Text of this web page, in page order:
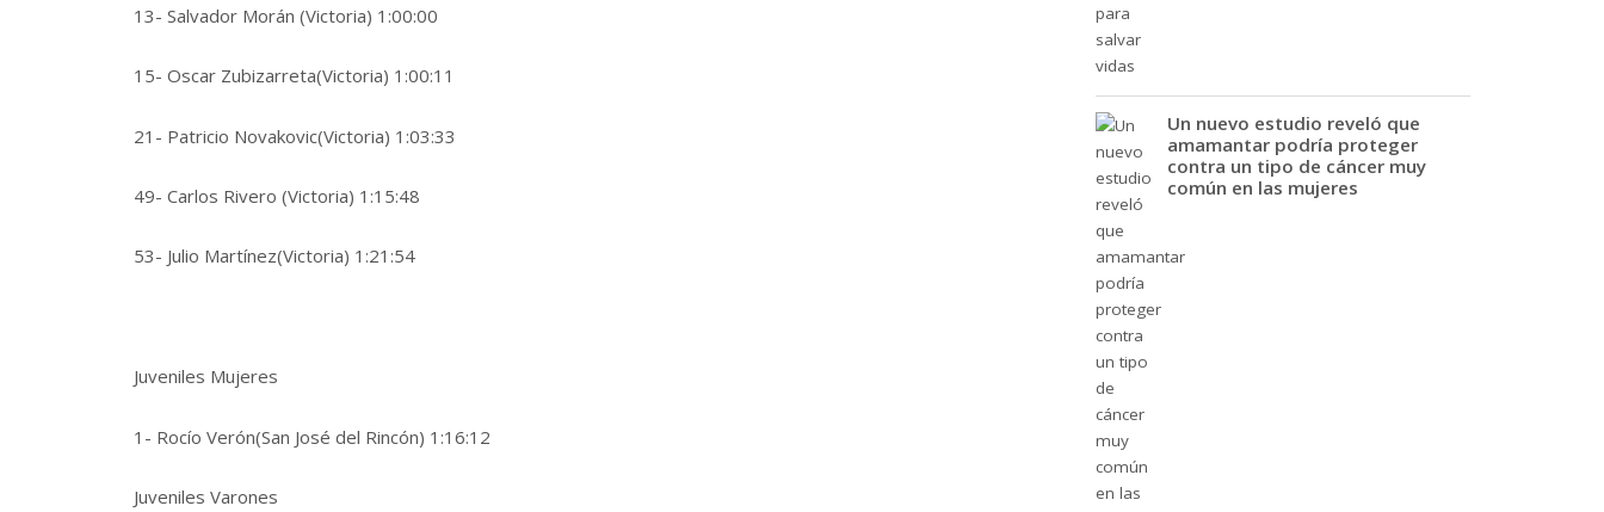
13- Salvador Morán (Victoria) 1:00:00
15- Oscar Zubizarreta(Victoria) 1:00:11
21- Patricio Novakovic(Victoria) 1:03:33
49- Carlos Rivero (Victoria) 1:15:48
53- Julio Martínez(Victoria) 1:21:54
Juveniles Mujeres
1- Rocío Verón(San José del Rincón) 1:16:12
Juveniles Varones
Un nuevo estudio reveló que
amamantar podría proteger
contra un tipo de cáncer muy
común en las mujeres